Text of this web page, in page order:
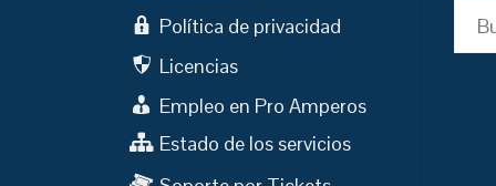
Política de privacidad
Licencias
Empleo en Pro Amperos
Estado de los servicios